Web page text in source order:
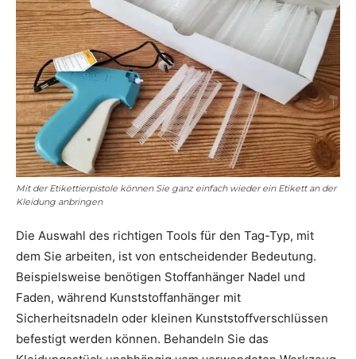
Mit der Etikettierpistole können Sie ganz einfach wieder ein Etikett an der
Kleidung anbringen
Die Auswahl des richtigen Tools für den Tag-Typ, mit
dem Sie arbeiten, ist von entscheidender Bedeutung.
Beispielsweise benötigen Stoffanhänger Nadel und
Faden, während Kunststoffanhänger mit
Sicherheitsnadeln oder kleinen Kunststoffverschlüssen
befestigt werden können. Behandeln Sie das